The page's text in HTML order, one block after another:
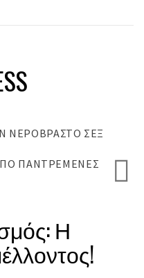
ΝΕΡΌΒΡΑΣΤΟ ΣΕΞ
ΠΑΝΤΡΕΜΈΝΕΣ
Η